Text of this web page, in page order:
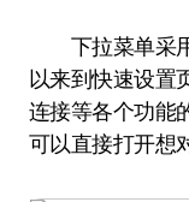
下拉菜单采用
以来到快速设置
连接等各个功能
可以直接打开想